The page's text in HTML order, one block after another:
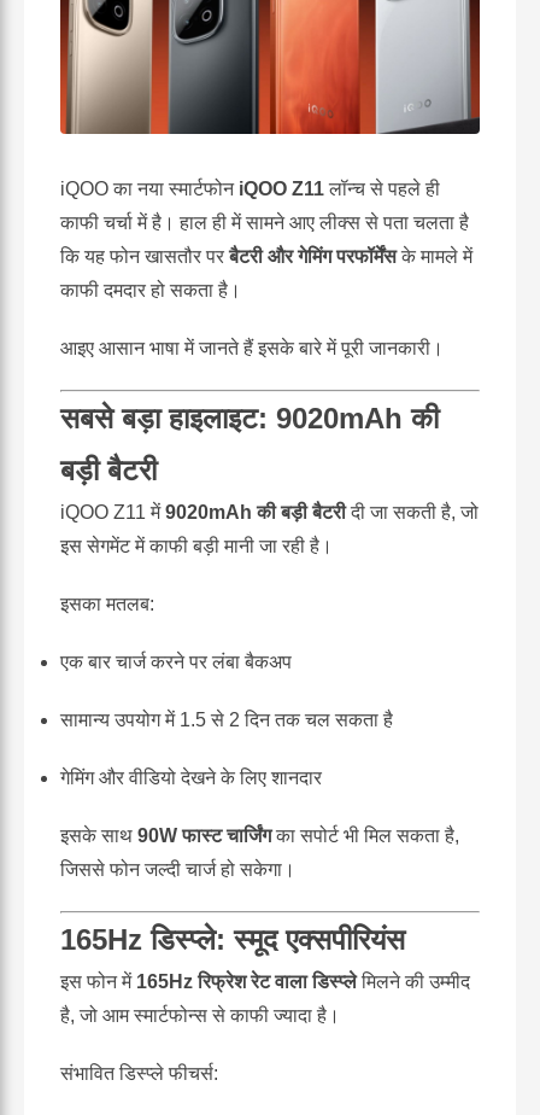
iQOO का नया स्मार्टफोन iQOO Z11लॉन्च से पहले ही
काफी चर्चा में है। हाल ही में सामने आए लीक्स से पता चलता है
कि यह फोन खासतौर परबैटरी और गेमिंग परफॉर्मेंसके मामले में
काफी दमदार हो सकता है।
आइए आसान भाषा में जानते हैं इसके बारे में पूरी जानकारी।
सबसे बड़ा हाइलाइट: 9020mAh की
बड़ी बैटरी
iQOO Z11 में9020mAh की बड़ी बैटरीदी जा सकती है, जो
इस सेगमेंट में काफी बड़ी मानी जा रही है।
इसका मतलब:
एक बार चार्ज करने पर लंबा बैकअप
सामान्य उपयोग में 1.5 से 2 दिन तक चल सकता है
गेमिंग और वीडियो देखने के लिए शानदार
इसके साथ 90W फास्ट चार्जिंगका सपोर्ट भी मिल सकता है,
जिससे फोन जल्दी चार्ज हो सकेगा।
165Hz डिस्प्ले: स्मूद एक्सपीरियंस
इस फोन में 165Hz रिफ्रेश रेट वाला डिस्प्लेमिलने की उम्मीद
है, जो आम स्मार्टफोन्स से काफी ज्यादा है।
संभावित डिस्प्ले फीचर्स: